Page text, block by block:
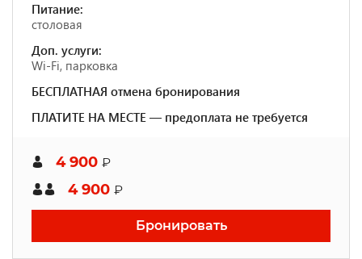
Питание:
столовая
Доп. услуги:
Wi-Fi, парковка
БЕСПЛАТНАЯ отмена бронирования
ПЛАТИТЕ НА МЕСТЕ — предоплата не требуется
4 900 ₽
4 900 ₽
Бронировать